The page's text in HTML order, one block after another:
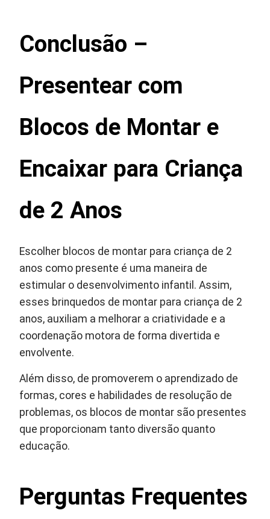
Conclusão –
Presentear com
Blocos de Montar e
Encaixar para Criança
de 2 Anos
Escolher blocos de montar para criança de 2
anos como presente é uma maneira de
estimular o desenvolvimento infantil. Assim,
esses brinquedos de montar para criança de 2
anos, auxiliam a melhorar a criatividade e a
coordenação motora de forma divertida e
envolvente.
Além disso, de promoverem o aprendizado de
formas, cores e habilidades de resolução de
problemas, os blocos de montar são presentes
que proporcionam tanto diversão quanto
educação.
Perguntas Frequentes